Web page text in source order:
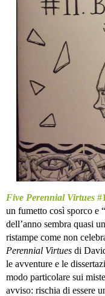
Five Perennial Virtues
un fumetto così sporco e
dell’anno sembra quasi
ristampe come non
Perennial Virtues di
le avventure e le
modo particolare sui
avviso: rischia di essere